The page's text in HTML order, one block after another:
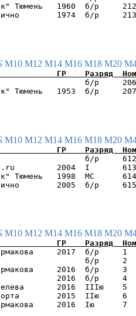
Тюмень   1960  б/р
М10 М12 М14 М16 М18 М20
б/р
М10 М12 М14 М16 М18 М20
б/р
2004  I
Тюмень   1998  МС
М10 М12 М14 М16 М18 М20
2017  б/р
б/р
2016  б/р
2016  б/р
2016  IIIю
спорта        2015